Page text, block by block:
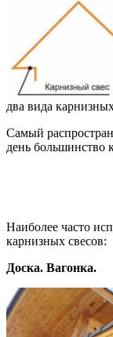
два вида
Самый
день большинство
Наиболее часто
карнизных свесов:
Доска. Вагонка.